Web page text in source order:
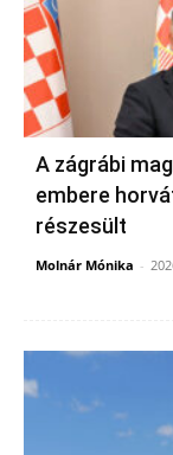
A zágrábi
embere
részesült
Molnár Mónika -